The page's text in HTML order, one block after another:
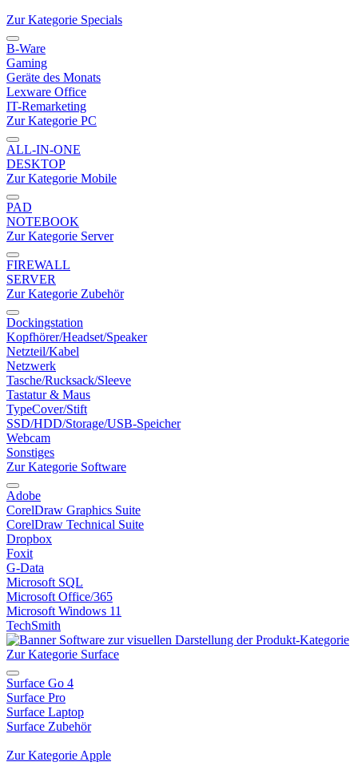
Zur Kategorie Specials
B-Ware
Gaming
Geräte des Monats
Lexware Office
IT-Remarketing
Zur Kategorie PC
ALL-IN-ONE
DESKTOP
Zur Kategorie Mobile
PAD
NOTEBOOK
Zur Kategorie Server
FIREWALL
SERVER
Zur Kategorie Zubehör
Dockingstation
Kopfhörer/Headset/Speaker
Netzteil/Kabel
Netzwerk
Tasche/Rucksack/Sleeve
Tastatur & Maus
TypeCover/Stift
SSD/HDD/Storage/USB-Speicher
Webcam
Sonstiges
Zur Kategorie Software
Adobe
CorelDraw Graphics Suite
CorelDraw Technical Suite
Dropbox
Foxit
G-Data
Microsoft SQL
Microsoft Office/365
Microsoft Windows 11
TechSmith
Zur Kategorie Surface
Surface Go 4
Surface Pro
Surface Laptop
Surface Zubehör
Zur Kategorie Apple